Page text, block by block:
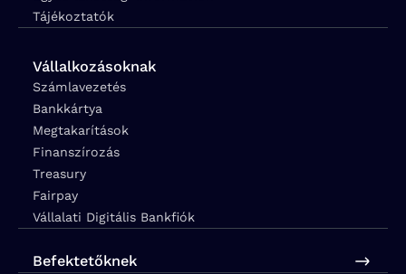
Tájékoztatók
Vállalkozásoknak
Számlavezetés
Bankkártya
Megtakarítások
Finanszírozás
Treasury
Fairpay
Vállalati Digitális Bankfiók
Befektetőknek